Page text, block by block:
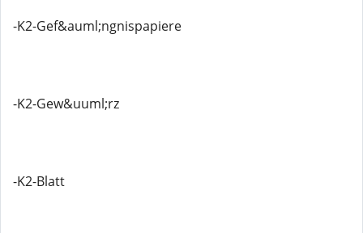
-K2-Gef&auml;ngnispapiere
-K2-Gew&uuml;rz
-K2-Blatt